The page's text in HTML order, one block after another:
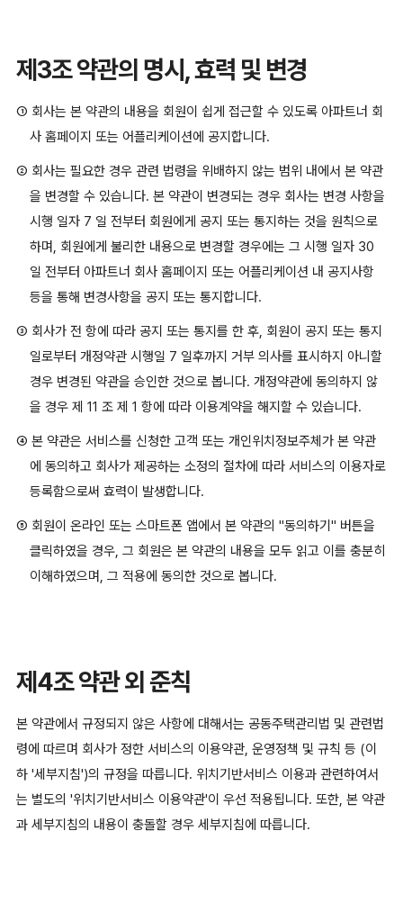
제3조 약관의 명시, 효력 및 변경
① 회사는 본 약관의 내용을 회원이 쉽게 접근할 수 있도록 아파트너 회
사 홈페이지 또는 어플리케이션에 공지합니다.
② 회사는 필요한 경우 관련 법령을 위배하지 않는 범위 내에서 본 약관
을 변경할 수 있습니다. 본 약관이 변경되는 경우 회사는 변경 사항을
시행 일자 7 일 전부터 회원에게 공지 또는 통지하는 것을 원칙으로
하며, 회원에게 불리한 내용으로 변경할 경우에는 그 시행 일자 30
일 전부터 아파트너 회사 홈페이지 또는 어플리케이션 내 공지사항
등을 통해 변경사항을 공지 또는 통지합니다.
③ 회사가 전 항에 따라 공지 또는 통지를 한 후, 회원이 공지 또는 통지
일로부터 개정약관 시행일 7 일후까지 거부 의사를 표시하지 아니할
경우 변경된 약관을 승인한 것으로 봅니다. 개정약관에 동의하지 않
을 경우 제 11 조 제 1 항에 따라 이용계약을 해지할 수 있습니다.
④ 본 약관은 서비스를 신청한 고객 또는 개인위치정보주체가 본 약관
에 동의하고 회사가 제공하는 소정의 절차에 따라 서비스의 이용자로
등록함으로써 효력이 발생합니다.
⑤ 회원이 온라인 또는 스마트폰 앱에서 본 약관의 "동의하기" 버튼을
클릭하였을 경우, 그 회원은 본 약관의 내용을 모두 읽고 이를 충분히
이해하였으며, 그 적용에 동의한 것으로 봅니다.
제4조 약관 외 준칙
본 약관에서 규정되지 않은 사항에 대해서는 공동주택관리법 및 관련법
령에 따르며 회사가 정한 서비스의 이용약관, 운영정책 및 규칙 등 (이
하 '세부지침')의 규정을 따릅니다. 위치기반서비스 이용과 관련하여서
는 별도의 '위치기반서비스 이용약관'이 우선 적용됩니다. 또한, 본 약관
과 세부지침의 내용이 충돌할 경우 세부지침에 따릅니다.